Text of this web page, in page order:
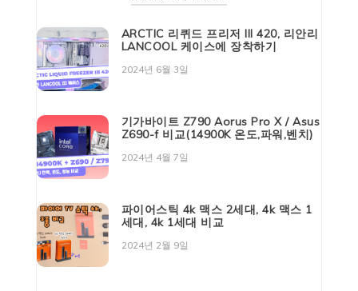
ARCTIC 리퀴드 프리저 III 420, 리안리
LANCOOL 케이스에 장착하기
2024년 6월 3일
기가바이트 Z790 Aorus Pro X / Asus
Z690-f 비교(14900K 온도,파워,벤치)
2024년 4월 7일
파이어스틱 4k 맥스 2세대, 4k 맥스 1
세대, 4k 1세대 비교
2024년 2월 9일